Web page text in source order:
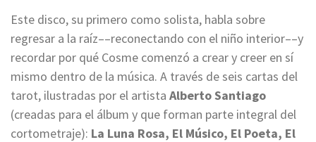
Este disco, su primero como solista, habla sobre
regresar a la raíz––reconectando con el niño interior––y
recordar por qué Cosme comenzó a crear y creer en sí
mismo dentro de la música. A través de seis cartas del
tarot, ilustradas por el artista Alberto Santiago
(creadas para el álbum y que forman parte integral del
cortometraje): La Luna Rosa, El Músico, El Poeta, El